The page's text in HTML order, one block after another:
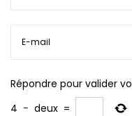
Répondre pour valider
4 − deux =